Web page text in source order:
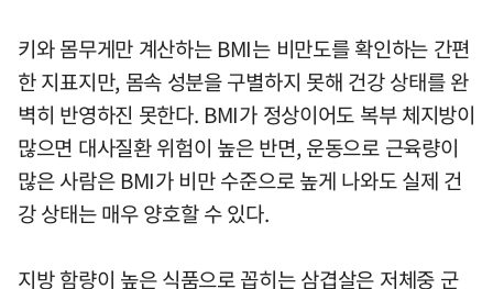
키와 몸무게만 계산하는 BMI는 비만도를 확인하는 간편
한 지표지만, 몸속 성분을 구별하지 못해 건강 상태를 완
벽히 반영하진 못한다. BMI가 정상이어도 복부 체지방이
많으면 대사질환 위험이 높은 반면, 운동으로 근육량이
많은 사람은 BMI가 비만 수준으로 높게 나와도 실제 건
강 상태는 매우 양호할 수 있다.
지방 함량이 높은 식품으로 꼽히는 삼겹살은 저체중 군